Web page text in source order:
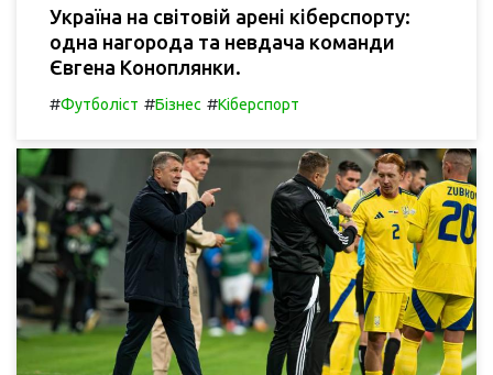
Україна на світовій арені кіберспорту:
одна нагорода та невдача команди
Євгена Коноплянки.
#Футболіст #Бізнес #Кіберспорт